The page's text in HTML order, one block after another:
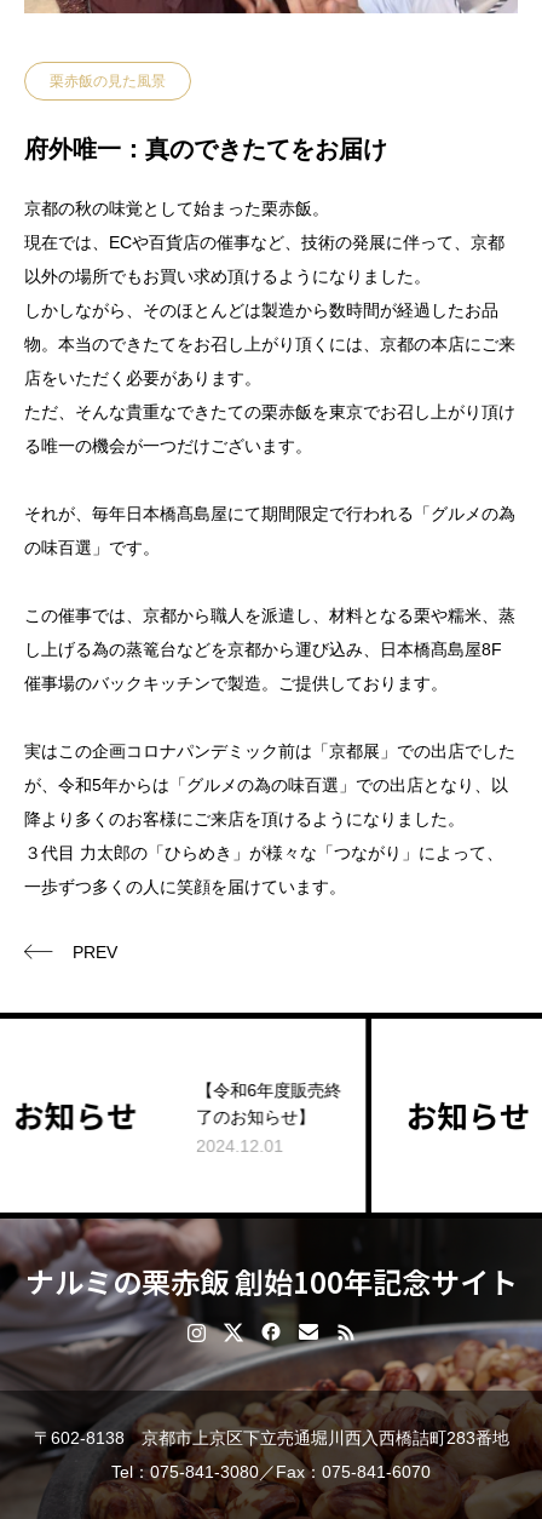
栗赤飯の見た風景
府外唯一：真のできたてをお届け
京都の秋の味覚として始まった栗赤飯。
現在では、ECや百貨店の催事など、技術の発展に伴って、京都
以外の場所でもお買い求め頂けるようになりました。
しかしながら、そのほとんどは製造から数時間が経過したお品
物。本当のできたてをお召し上がり頂くには、京都の本店にご来
店をいただく必要があります。
ただ、そんな貴重なできたての栗赤飯を東京でお召し上がり頂け
る唯一の機会が一つだけございます。
それが、毎年日本橋髙島屋にて期間限定で行われる「グルメの為
の味百選」です。
この催事では、京都から職人を派遣し、材料となる栗や糯米、蒸
し上げる為の蒸篭台などを京都から運び込み、日本橋髙島屋8F
催事場のバックキッチンで製造。ご提供しております。
実はこの企画コロナパンデミック前は「京都展」での出店でした
が、令和5年からは「グルメの為の味百選」での出店となり、以
降より多くのお客様にご来店を頂けるようになりました。
３代目 力太郎の「ひらめき」が様々な「つながり」によって、
一歩ずつ多くの人に笑顔を届けています。
PREV
【令和6年度販売終
了のお知らせ】
らせ
ナルミの栗赤飯 創始100年記念サイト
〒602-8138 京都市上京区下立売通堀川西入西橋詰町283番地
Tel：075-841-3080／Fax：075-841-6070